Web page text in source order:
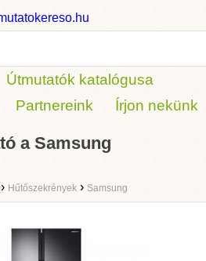
Útmutatók katalógusa
Partnereink Írjon nekünk
a Samsung
› Hűtőszekrények › Samsung